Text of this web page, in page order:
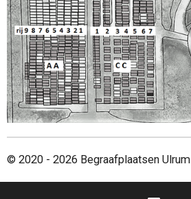
© 2020 - 2026 Begraafplaatsen Ulrum